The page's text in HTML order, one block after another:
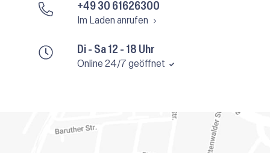
Di - Sa 12 - 18 Uhr
Online 24/7 geöffnet
+49 30 61626300
Im Laden anrufen